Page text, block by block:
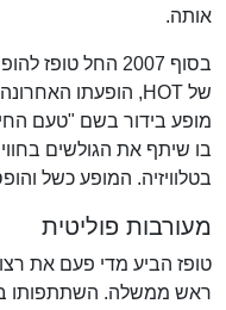
אותה.
בסוף 2007 החל
מופע בידור בשם "טעם
בו שיתף את הגולשים
בטלוויזיה. המופע כשל
מעורבות פוליטית
טופז הביע מדי פעם את
ראש ממשלה. השתתפותו